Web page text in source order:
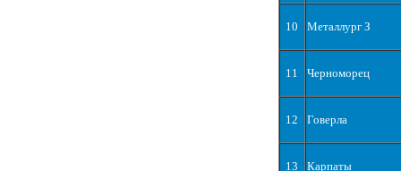
10 Металлург З
11 Черноморец
12 Говерла
13 Карпаты